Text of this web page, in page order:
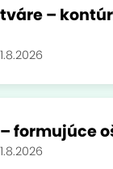
–
formujúce